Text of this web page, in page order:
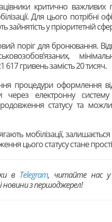
критично важливих
Для цього потрібні
у пріоритетній
поріг для бронювання.
гривень замість 20 тисяч.
процедури оформлення
електронну
статусу та
мобілізації,
цього статусу стане
в Telegram, читайте нас у
новини з першоджерел!